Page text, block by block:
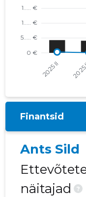
Finantsid
Ants Sild
näitajad
?